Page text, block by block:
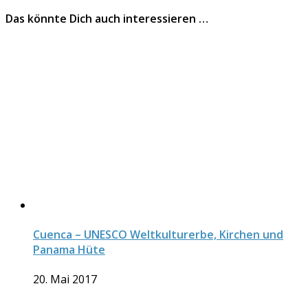
Das könnte Dich auch interessieren …
Cuenca – UNESCO Weltkulturerbe, Kirchen und
Panama Hüte
20. Mai 2017